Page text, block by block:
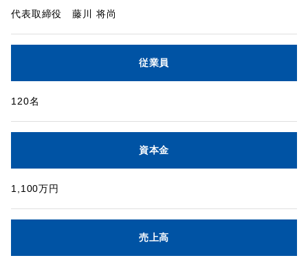
代表取締役 藤川 将尚
従業員
120名
資本金
1,100万円
売上高